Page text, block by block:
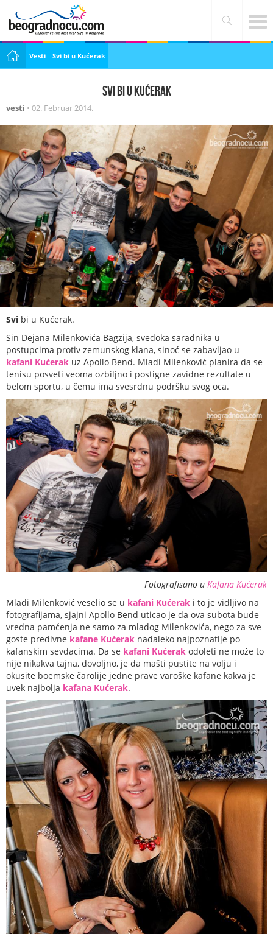
Vesti Svi bi u Kućerak
Svi bi u Kućerak
vesti • 02. Februar 2014.
Svi bi u Kućerak.
Sin Dejana Milenkovića Bagzija, svedoka saradnika u
postupcima protiv zemunskog klana, sinoć se zabavljao u
kafani Kućerak uz Apollo Bend. Mladi Milenković planira da se
tenisu posveti veoma ozbiljno i postigne zavidne rezultate u
belom sportu, u čemu ima svesrdnu podršku svog oca.
Fotografisano u Kafana Kućerak
Mladi Milenković veselio se u kafani Kućerak i to je vidljivo na
fotografijama, sjajni Apollo Bend uticao je da ova subota bude
vredna pamćenja ne samo za mladog Milenkovića, nego za sve
goste predivne kafane Kućerak nadaleko najpoznatije po
kafanskim sevdacima. Da se kafani Kućerak odoleti ne može to
nije nikakva tajna, dovoljno, je da mašti pustite na volju i
okusite boemske čarolije jedne prave varoške kafane kakva je
uvek najbolja kafana Kućerak.